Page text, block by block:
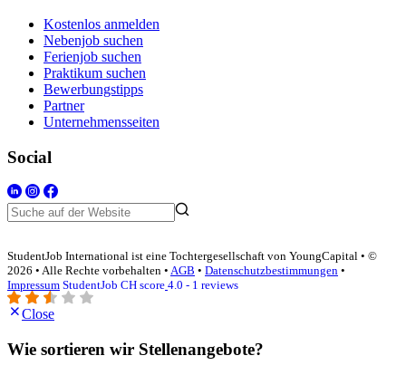
Kostenlos anmelden
Nebenjob suchen
Ferienjob suchen
Praktikum suchen
Bewerbungstipps
Partner
Unternehmensseiten
Social
StudentJob International ist eine Tochtergesellschaft von YoungCapital • ©
2026 • Alle Rechte vorbehalten • AGB • Datenschutzbestimmungen •
Impressum StudentJob CH score 4.0 - 1 reviews
Close
Wie sortieren wir Stellenangebote?